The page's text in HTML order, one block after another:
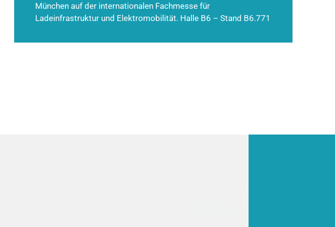
München auf der internationalen Fachmesse für
Ladeinfrastruktur und Elektromobilität. Halle B6 – Stand B6.771